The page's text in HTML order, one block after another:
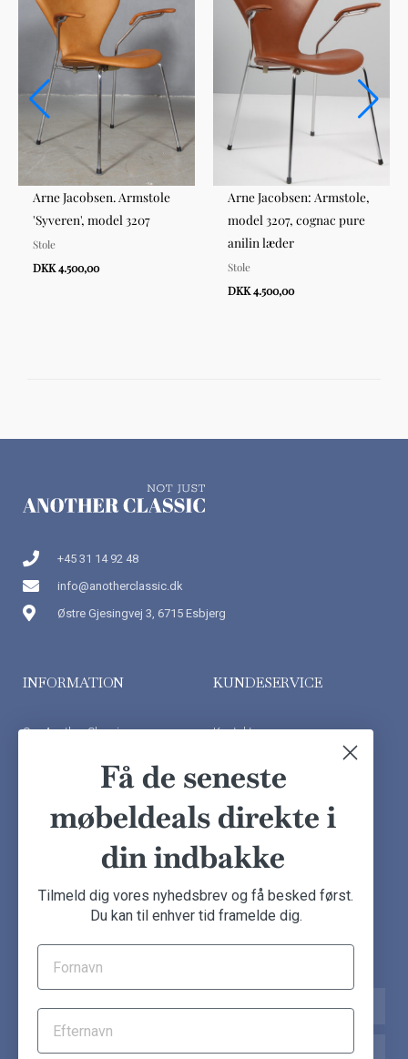
Arne Jacobsen. Armstole
'Syveren', model 3207
Stole
DKK 4.500,00
Arne Jacobsen: Armstole,
model 3207, cognac pure
anilin læder
Stole
DKK 4.500,00
+45 31 14 92 48
info@anotherclassic.dk
Østre Gjesingvej 3, 6715 Esbjerg
INFORMATION
Om Another Classic
Handelsbetingelser
KUNDESERVICE
Kontakt os
Kundeudtalelser
Besøg showroom
indbakke.
Få de seneste
møbeldeals direkte i
din indbakke
Tilmeld dig vores nyhedsbrev og få besked først.
Du kan til enhver tid framelde dig.